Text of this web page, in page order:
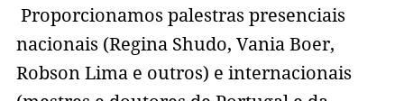
Proporcionamos palestras presenciais
nacionais (Regina Shudo, Vania Boer,
Robson Lima e outros) e internacionais